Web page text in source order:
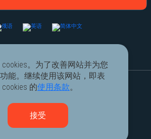
2026 © rusgazcryo.ru
低温和压缩机设备
用户与网站关系的文件
。为了改善网站并为您
能。继续使用该网站，即表
cookies 的使用条款。
接受